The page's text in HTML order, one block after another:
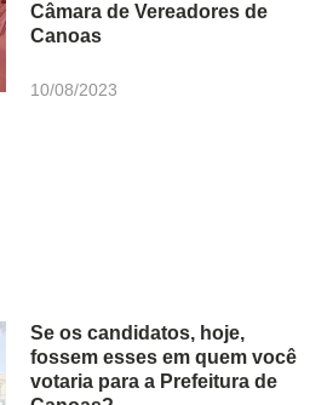
Câmara de Vereadores de
Canoas
10/08/2023
Se os candidatos, hoje,
fossem esses em quem você
votaria para a Prefeitura de